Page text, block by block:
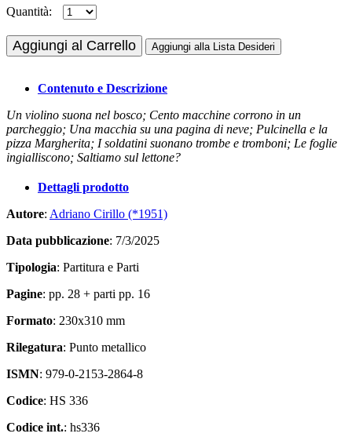
Quantità:
Aggiungi al Carrello Aggiungi alla Lista Desideri
Contenuto e Descrizione
Un violino suona nel bosco; Cento macchine corrono in un
parcheggio; Una macchia su una pagina di neve; Pulcinella e la
pizza Margherita; I soldatini suonano trombe e tromboni; Le foglie
ingialliscono; Saltiamo sul lettone?
Dettagli prodotto
Autore: Adriano Cirillo (*1951)
Data pubblicazione: 7/3/2025
Tipologia: Partitura e Parti
Pagine: pp. 28 + parti pp. 16
Formato: 230x310 mm
Rilegatura: Punto metallico
ISMN: 979-0-2153-2864-8
Codice: HS 336
Codice int.: hs336